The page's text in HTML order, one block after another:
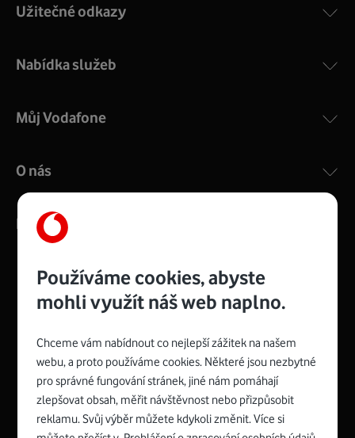
Spojte se s Vodafonem
Facebook
X
InstagramYoutubeVodafoneLinkedIn
Užitečné odkazy
Nabídka služeb
Můj Vodafone
O nás
Kontakty
Management
consultancy
Recruitment
logo
Top
roku
Platinové
EcoVadis
Buy
Award
má
zelenou
Používáme cookies, abyste
mohli využít náš web naplno.
Chceme vám nabídnout co nejlepší zážitek na našem
webu, a proto používáme cookies. Některé jsou nezbytné
pro správné fungování stránek, jiné nám pomáhají
zlepšovat obsah, měřit návštěvnost nebo přizpůsobit
reklamu. Svůj výběr můžete kdykoli změnit. Více si